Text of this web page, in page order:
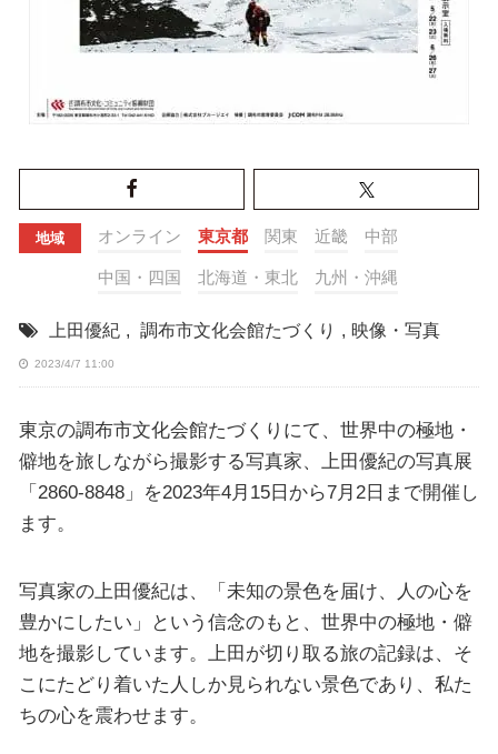
地域 オンライン 東京都 関東 近畿 中部
中国・四国 北海道・東北 九州・沖縄
上田優紀 , 調布市文化会館たづくり , 映像・写真
2023/4/7 11:00
東京の調布市文化会館たづくりにて、世界中の極地・
僻地を旅しながら撮影する写真家、上田優紀の写真展
「2860-8848」を2023年4月15日から7月2日まで開催し
ます。
写真家の上田優紀は、「未知の景色を届け、人の心を
豊かにしたい」という信念のもと、世界中の極地・僻
地を撮影しています。上田が切り取る旅の記録は、そ
こにたどり着いた人しか見られない景色であり、私た
ちの心を震わせます。